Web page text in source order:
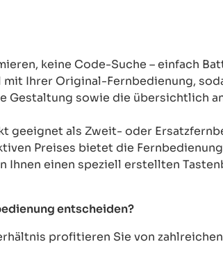
keine Code-Suche – einfach
mit Ihrer Original-Fernbedienung,
Gestaltung sowie die übersichtlich
geeignet als Zweit- oder
Preises bietet die
Ihnen einen speziell erstellten
entscheiden?
profitieren Sie von